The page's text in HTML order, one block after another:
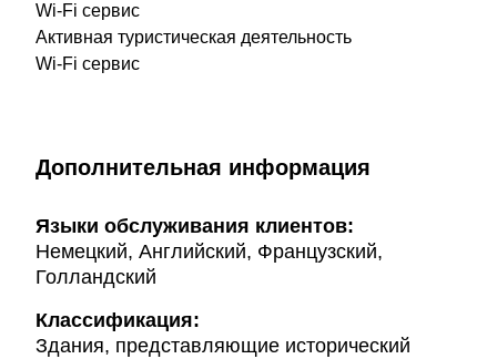
Wi-Fi сервис
Активная туристическая деятельность
Wi-Fi сервис
Дополнительная информация
Языки обслуживания клиентов:
Немецкий, Английский, Французский,
Голландский
Классификация:
Здания, представляющие исторический